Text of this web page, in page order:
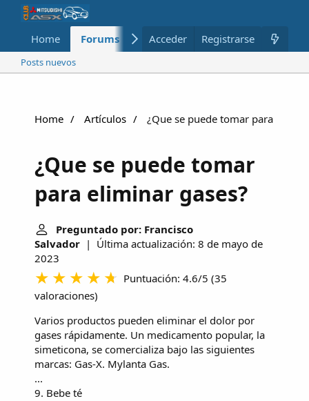
Home Forums Nuevo Miembros
Acceder Registrarse
Posts nuevos
Home Artículos ¿Que se puede tomar para
¿Que se puede tomar
para eliminar gases?
Preguntado por: Francisco
Salvador | Última actualización: 8 de mayo de
2023
Puntuación: 4.6/5 (35
valoraciones)
Varios productos pueden eliminar el dolor por
gases rápidamente. Un medicamento popular, la
simeticona, se comercializa bajo las siguientes
marcas: Gas-X. Mylanta Gas.
...
9. Bebe té